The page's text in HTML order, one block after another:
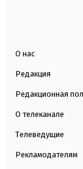
О нас
Редакция
Редакционная
О телеканале
Телеведущие
Рекламодателям